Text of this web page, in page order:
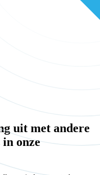
uit met andere
onze